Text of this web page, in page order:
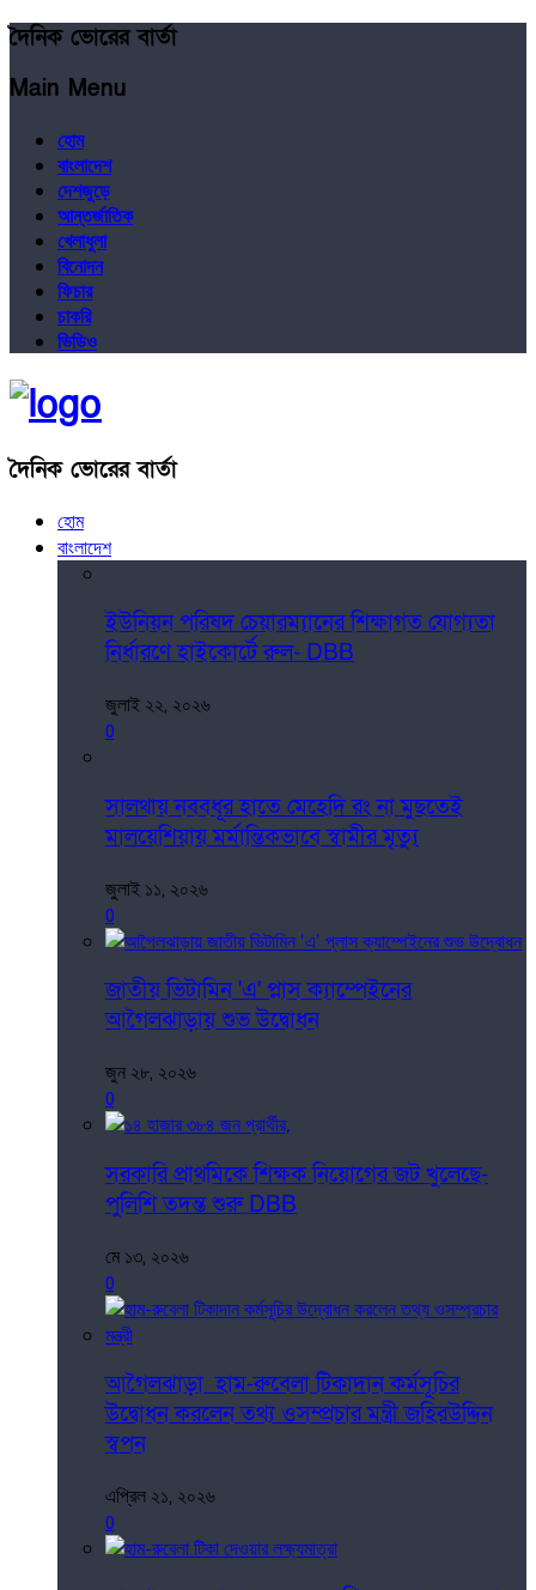
দৈনিক ভোরের বার্তা
Main Menu
হোম
বাংলাদেশ
দেশজুড়ে
আন্তর্জাতিক
খেলাধুলা
বিনোদন
ফিচার
চাকরি
ভিডিও
দৈনিক ভোরের বার্তা
হোম
বাংলাদেশ
ইউনিয়ন পরিষদ চেয়ারম্যানের শিক্ষাগত যোগ্যতা
নির্ধারণে হাইকোর্টে রুল- DBB
জুলাই ২২, ২০২৬
0
সালথায় নববধূর হাতে মেহেদি রং না মুছতেই
মালয়েশিয়ায় মর্মান্তিকভাবে স্বামীর মৃত্যু
জুলাই ১১, ২০২৬
0
জাতীয় ভিটামিন 'এ' প্লাস ক্যাম্পেইনের
আগৈলঝাড়ায় শুভ উদ্বোধন
জুন ২৮, ২০২৬
0
সরকারি প্রাথমিকে শিক্ষক নিয়োগের জট খুলেছে-
পুলিশি তদন্ত শুরু DBB
মে ১৩, ২০২৬
0
আগৈলঝাড়া হাম-রুবেলা টিকাদান কর্মসূচির
উদ্বোধন করলেন তথ্য ওসম্প্রচার মন্ত্রী জহিরউদ্দিন
স্বপন
এপ্রিল ২১, ২০২৬
0